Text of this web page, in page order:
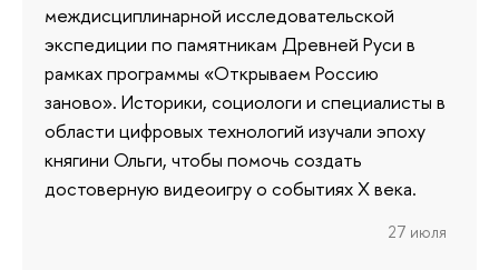
междисциплинарной исследовательской
экспедиции по памятникам Древней Руси в
рамках программы «Открываем Россию
заново». Историки, социологи и специалисты в
области цифровых технологий изучали эпоху
княгини Ольги, чтобы помочь создать
достоверную видеоигру о событиях X века.
27 июля